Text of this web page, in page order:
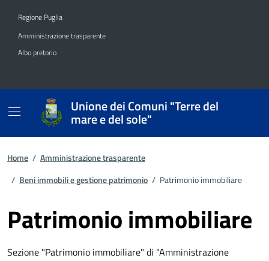
Regione Puglia
Amministrazione trasparente
Albo pretorio
Unione dei Comuni "Terre del
mare e del sole"
Home / Amministrazione trasparente
/ Beni immobili e gestione patrimonio / Patrimonio immobiliare
Patrimonio immobiliare
Sezione "Patrimonio immobiliare" di "Amministrazione